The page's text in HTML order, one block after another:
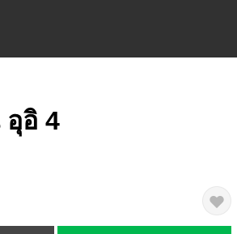
อุอิ 4